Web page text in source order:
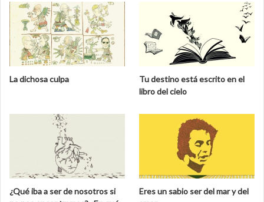
La dichosa culpa
Tu destino está escrito en el
libro del cielo
¿Qué iba a ser de nosotros si
Eres un sabio ser del mar y del